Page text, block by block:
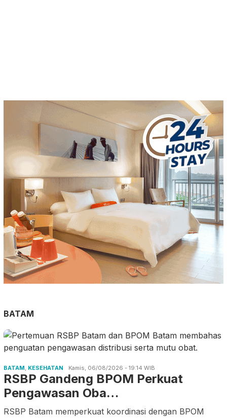
BATAM
BATAM, KESEHATAN Kamis, 06/08/2026 - 19:14 WIB
RSBP Gandeng BPOM Perkuat
Pengawasan Oba…
RSBP Batam memperkuat koordinasi dengan BPOM